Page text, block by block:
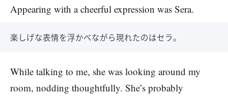
Appearing with a cheerful expression was Sera.
楽しげな表情を浮かべながら現れたのはセラ。
While talking to me, she was looking around my
room, nodding thoughtfully. She’s probably